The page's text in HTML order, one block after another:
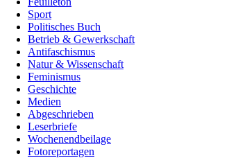
Sport
Politisches Buch
Betrieb & Gewerkschaft
Antifaschismus
Natur & Wissenschaft
Feminismus
Geschichte
Medien
Abgeschrieben
Leserbriefe
Wochenendbeilage
Fotoreportagen